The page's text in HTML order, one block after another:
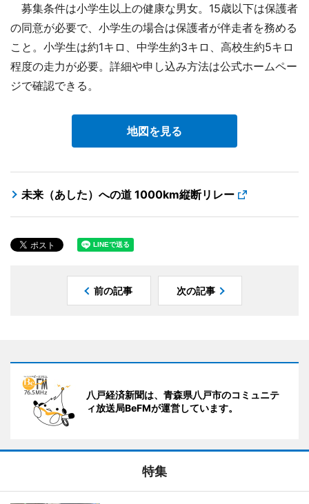
募集条件は小学生以上の健康な男女。15歳以下は保護者
の同意が必要で、小学生の場合は保護者が伴走者を務める
こと。小学生は約1キロ、中学生約3キロ、高校生約5キロ
程度の走力が必要。詳細や申し込み方法は公式ホームペー
ジで確認できる。
地図を見る
未来（あした）への道 1000km縦断リレー
前の記事 次の記事
八戸経済新聞は、青森県八戸市のコミュニテ
ィ放送局BeFMが運営しています。
特集